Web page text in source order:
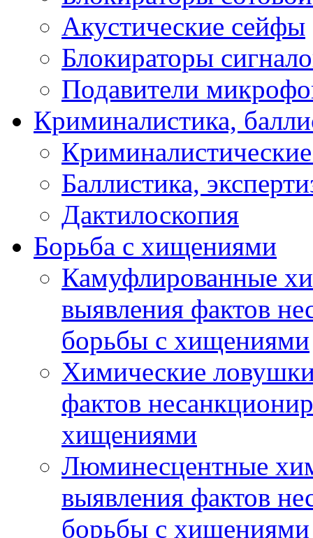
Акустические сейфы
Блокираторы
Подавители
Криминалистика,
Баллистика,
Дактилоскопия
Борьба с хищениями
Камуфлированные
выявления фактов
борьбы с хищениями
Химические
фактов
хищениями
Люминесцентные
выявления фактов
борьбы с хищениями